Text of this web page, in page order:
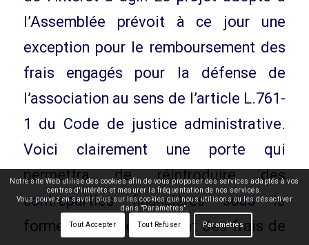
l’Assemblée prévoit à ce jour une
exception pour le remboursement des
frais engagés pour la défense de
l’association au sens de l’article L.761-
1 du Code de justice administrative.
Voici clairement une porte qui
permettra de réintroduire des
contreparties financières sous la
forme de remboursement des frais de
Notre site Web utilise des cookies afin de vous proposer des services adaptés à vos
centres d'intérêts et mesurer la fréquentation de nos services.
Vous pouvez en savoir plus sur les cookies que nous utilisons ou les désactiver
dans "Paramètres".
Tout Accepter Tout Refuser Paramètres